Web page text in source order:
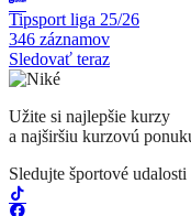
Tipsport liga 25/26
346 záznamov
Sledovať teraz
Užite si najlepšie kurzy
a najširšiu kurzovú
Sledujte športové udalosti